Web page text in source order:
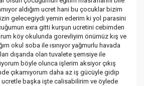
aldığım ucret hani bu çocuklar bizim
gelecegiydi yemin ederim ki yol parasini
exra gitti kurşun ucretini cebimden
köy okulunda gorevliyim önümüz kış ve
okul soba ile ısınıyor yağmurlu havada
dışarıda olan tuvalete şemsiye ile
böyle olunca işlerim aksiyor çıkış
çıkamıyorum daha az iş gücüyle gidip
ucretle başka işte calisabilirim ve öylede